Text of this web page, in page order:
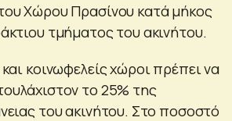
Χώρου Πρασίνου κατά μήκος
τμήματος του ακινήτου.
κοινωφελείς χώροι πρέπει να
το 25% της
του ακινήτου. Στο ποσοστό